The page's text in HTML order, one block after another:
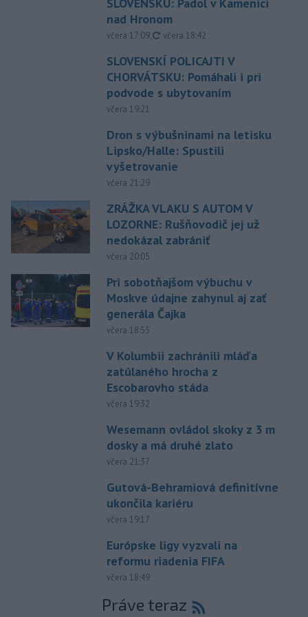
SLOVENSKU: Padol v Kamenici
nad Hronom
včera 17:09, aktualizované
včera 18:42
SLOVENSKÍ POLICAJTI V
CHORVÁTSKU: Pomáhali i pri
podvode s ubytovaním
včera 19:21
Dron s výbušninami na letisku
Lipsko/Halle: Spustili
vyšetrovanie
včera 21:29
ZRÁŽKA VLAKU S AUTOM V
LOZORNE: Rušňovodič jej už
nedokázal zabrániť
včera 20:05
Pri sobotňajšom výbuchu v
Moskve údajne zahynul aj zať
generála Čajka
včera 18:55
V Kolumbii zachránili mláďa
zatúlaného hrocha z
Escobarovho stáda
včera 19:32
Wesemann ovládol skoky z 3 m
dosky a má druhé zlato
včera 21:37
Gutová-Behramiová definitívne
ukončila kariéru
včera 19:17
Európske ligy vyzvali na
reformu riadenia FIFA
včera 18:49
Práve teraz